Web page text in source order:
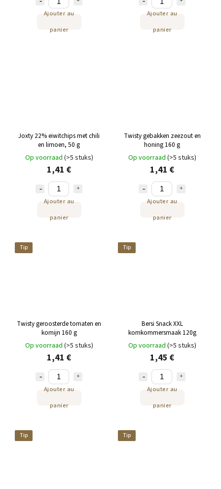
Ajouter au
panier
Ajouter au
panier
Joxty 22% eiwitchips met chili
en limoen, 50 g
Op voorraad (>5 stuks)
1,41 €
Ajouter au
panier
Twisty gebakken zeezout en
honing 160 g
Op voorraad (>5 stuks)
1,41 €
Ajouter au
panier
Tip
Twisty geroosterde tomaten en
komijn 160 g
Op voorraad (>5 stuks)
1,41 €
Ajouter au
panier
Tip
Bersi Snack XXL
komkommersmaak 120g
Op voorraad (>5 stuks)
1,45 €
Ajouter au
panier
Tip Tip